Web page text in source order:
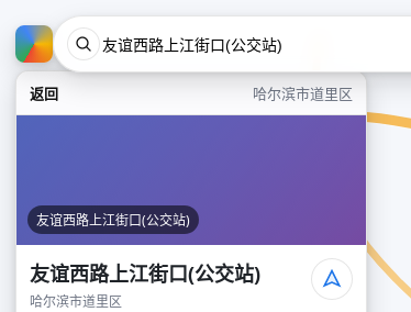
返回 哈尔滨市道里区
友谊西路上江街口(公交站)
友谊西路上江街口(公交站)
哈尔滨市道里区